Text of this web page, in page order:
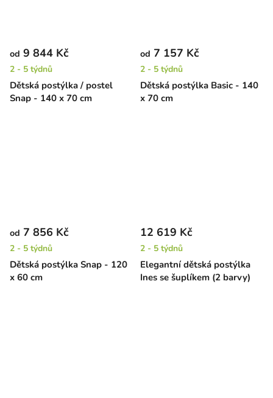
Dětská postýlka / postel
Snap - 140 x 70 cm
od 9 844 Kč
2 - 5 týdnů
Dětská postýlka Basic - 140
x 70 cm
od 7 157 Kč
2 - 5 týdnů
Dětská postýlka Snap - 120
x 60 cm
od 7 856 Kč
2 - 5 týdnů
Elegantní dětská postýlka
Ines se šuplíkem (2 barvy)
12 619 Kč
2 - 5 týdnů